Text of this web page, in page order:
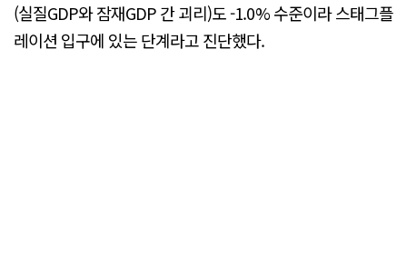
(실질GDP와 잠재GDP 간 괴리)도 -1.0% 수준이라 스태그플
레이션 입구에 있는 단계라고 진단했다.